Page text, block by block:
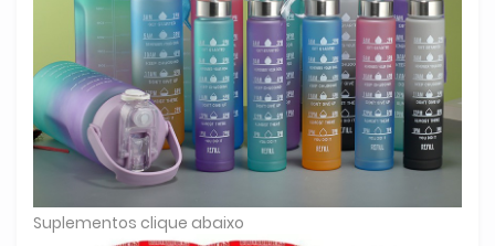
Suplementos clique abaixo